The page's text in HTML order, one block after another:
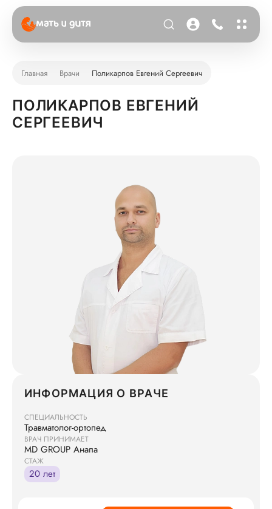
Главная Врачи Поликарпов Евгений Сергеевич
ПОЛИКАРПОВ ЕВГЕНИЙ
СЕРГЕЕВИЧ
ИНФОРМАЦИЯ О ВРАЧЕ
СПЕЦИАЛЬНОСТЬ
Травматолог-ортопед
ВРАЧ ПРИНИМАЕТ
MD GROUP Анапа
СТАЖ
20 лет